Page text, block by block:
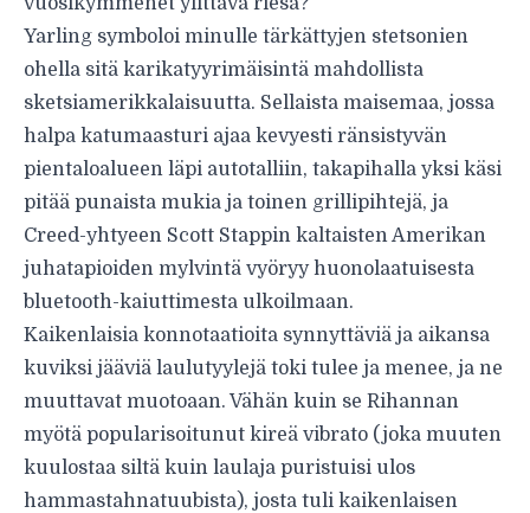
Yarling symboloi minulle tärkättyjen stetsonien
ohella sitä karikatyyrimäisintä mahdollista
sketsiamerikkalaisuutta. Sellaista maisemaa, jossa
halpa katumaasturi ajaa kevyesti ränsistyvän
pientaloalueen läpi autotalliin, takapihalla yksi käsi
pitää punaista mukia ja toinen grillipihtejä, ja
Creed-yhtyeen Scott Stappin kaltaisten Amerikan
juhatapioiden mylvintä vyöryy huonolaatuisesta
bluetooth-kaiuttimesta ulkoilmaan.
Kaikenlaisia konnotaatioita synnyttäviä ja aikansa
kuviksi jääviä laulutyylejä toki tulee ja menee, ja ne
muuttavat muotoaan. Vähän kuin se Rihannan
myötä popularisoitunut kireä vibrato (joka muuten
kuulostaa siltä kuin laulaja puristuisi ulos
hammastahnatuubista), josta tuli kaikenlaisen